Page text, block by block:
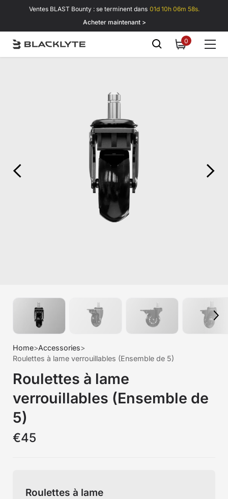
Passer au contenu
Ventes BLAST Bounty : se terminent dans 01d 10h 06m 58s.
Acheter maintenant >
00
Home>Accessories>
Roulettes à lame verrouillables (Ensemble de 5)
Roulettes à lame
verrouillables (Ensemble de
5)
€45
Roulettes à lame